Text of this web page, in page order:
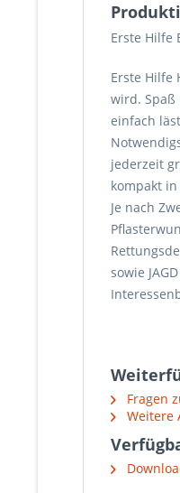
Erste Hilfe
Erste Hilfe
wird. Spaß
einfach
jederzeit
kompakt
Je nach
sowie
Fragen
Weitere